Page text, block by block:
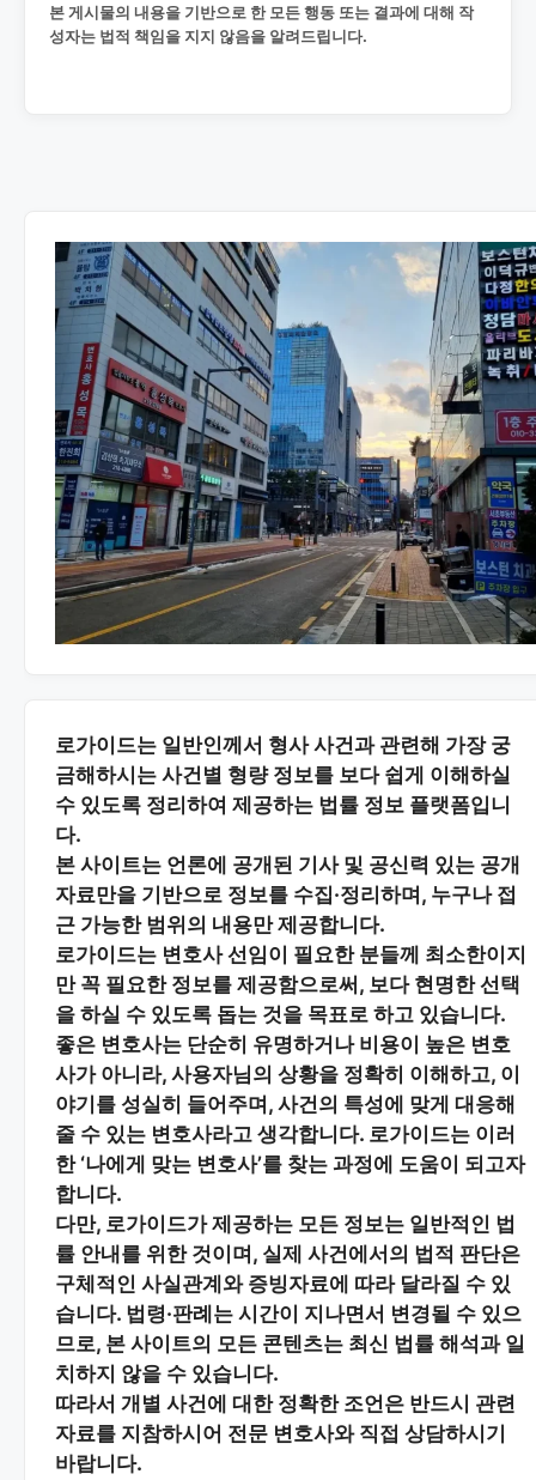
본 게시물의 내용을 기반으로 한 모든 행동 또는 결과에 대해 작
성자는 법적 책임을 지지 않음을 알려드립니다.
로가이드는 일반인께서 형사 사건과 관련해 가장 궁
금해하시는 사건별 형량 정보를 보다 쉽게 이해하실
수 있도록 정리하여 제공하는 법률 정보 플랫폼입니
다.
본 사이트는 언론에 공개된 기사 및 공신력 있는 공개
자료만을 기반으로 정보를 수집·정리하며, 누구나 접
근 가능한 범위의 내용만 제공합니다.
로가이드는 변호사 선임이 필요한 분들께 최소한이지
만 꼭 필요한 정보를 제공함으로써, 보다 현명한 선택
을 하실 수 있도록 돕는 것을 목표로 하고 있습니다.
좋은 변호사는 단순히 유명하거나 비용이 높은 변호
사가 아니라, 사용자님의 상황을 정확히 이해하고, 이
야기를 성실히 들어주며, 사건의 특성에 맞게 대응해
줄 수 있는 변호사라고 생각합니다. 로가이드는 이러
한 ‘나에게 맞는 변호사’를 찾는 과정에 도움이 되고자
합니다.
다만, 로가이드가 제공하는 모든 정보는 일반적인 법
률 안내 를 위한 것이며, 실제 사건에서의 법적 판단은
구체적인 사실관계와 증빙자료에 따라 달라질 수 있
습니다. 법령·판례는 시간이 지나면서 변경될 수 있으
므로, 본 사이트의 모든 콘텐츠는 최신 법률 해석과 일
치하지 않을 수 있습니다.
따라서 개별 사건에 대한 정확한 조언은 반드시 관련
자료를 지참하시어 전문 변호사와 직접 상담하시기
바랍니다.